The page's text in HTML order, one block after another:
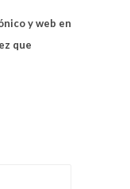
y web en
que